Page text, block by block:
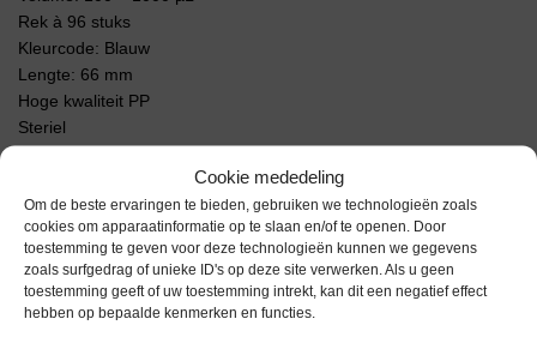
Cookie mededeling
Om de beste ervaringen te bieden, gebruiken we technologieën zoals
cookies om apparaatinformatie op te slaan en/of te openen. Door
toestemming te geven voor deze technologieën kunnen we gegevens
zoals surfgedrag of unieke ID's op deze site verwerken. Als u geen
toestemming geeft of uw toestemming intrekt, kan dit een negatief effect
hebben op bepaalde kenmerken en functies.
Rek à 96 stuks
Kleurcode: Blauw
Lengte: 66 mm
Hoge kwaliteit PP
Steriel
Extra informatie
Gewicht 0,0 kg
Conditie Nieuw in doos